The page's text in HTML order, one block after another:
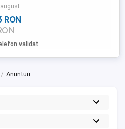
RON
validat
Anunturi